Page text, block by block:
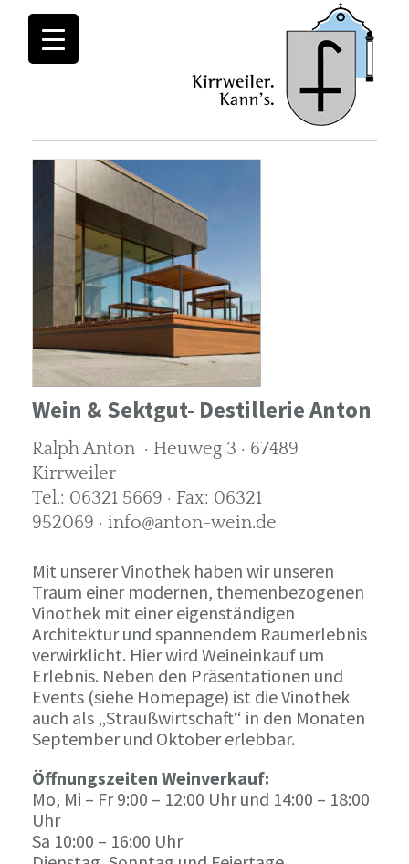
Wein & Sektgut- Destillerie Anton
Ralph Anton · Heuweg 3 · 67489
Kirrweiler
Tel.: 06321 5669 · Fax: 06321
952069 · info@anton-wein.de
Mit unserer Vinothek haben wir unseren
Traum einer modernen, themenbezogenen
Vinothek mit einer eigenständigen
Architektur und spannendem Raumerlebnis
verwirklicht. Hier wird Weineinkauf um
Erlebnis. Neben den Präsentationen und
Events (siehe Homepage) ist die Vinothek
auch als „Straußwirtschaft“ in den Monaten
September und Oktober erlebbar.
Öffnungszeiten Weinverkauf:
Mo, Mi – Fr 9:00 – 12:00 Uhr und 14:00 – 18:00
Uhr
Sa 10:00 – 16:00 Uhr